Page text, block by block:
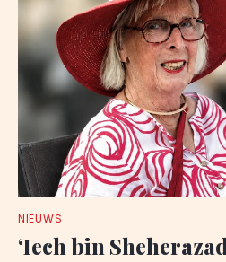
NIEUWS
‘Iech bin